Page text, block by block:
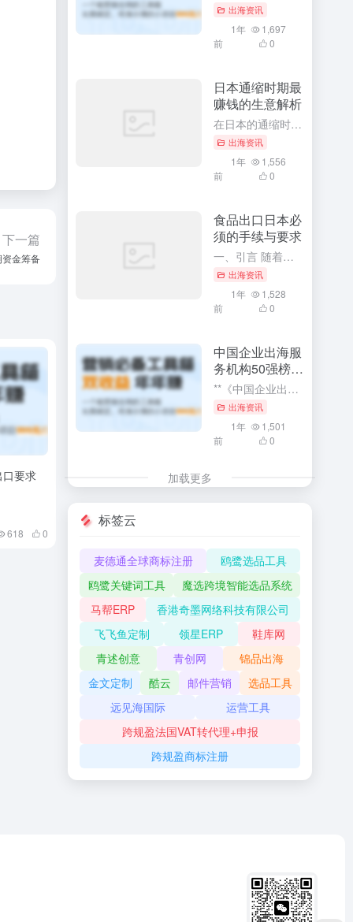
下一篇
金筹备
口要求
618 0
出海资讯
1年
前
1,697
0
日本通缩时期最
赚钱的生意解析
在日本的通缩时期，经济环境虽然充满挑战，但同时也孕育着许多商机。对于那些善于发现和把握机会的创业者来说，这个时期同样存在着许多赚钱的生意。本文将深入解析日本通缩时期最赚钱的生意，并探讨其背后的原因和成...
出海资讯
1年
前
1,556
0
食品出口日本必
须的手续与要求
一、引言 随着全球化的深入发展，食品出口已成为各国经济发展的重要组成部分。特别是对于中国这样的食品生产大国，向日本等国家出口食品已成为重要的经济活动。然而，由于各国的食品安全法规和标准存在差异，食品出...
出海资讯
1年
前
1,528
0
中国企业出海服
务机构50强榜单
解读
**《中国企业出海服务机构50强榜单解读》：深度探索与利用企业出海服务的核心竞争力** 在全球化经济浪潮中，中国企业出海已成为一种趋势。而《中国企业出海服务机构50强榜单》的发布，无疑为众多寻求海外市...
出海资讯
1年
前
1,501
0
加载更多
标签云
麦德通全球商标注册
鸥鹭选品工具
鸥鹭关键词工具
魔选跨境智能选品系统
马帮ERP
香港奇墨网络科技有限公司
飞飞鱼定制
领星ERP
鞋库网
青述创意
青创网
锦品出海
金文定制
酷云 邮件营销
选品工具
远见海国际
运营工具
跨规盈法国VAT转代理+申报
跨规盈商标注册